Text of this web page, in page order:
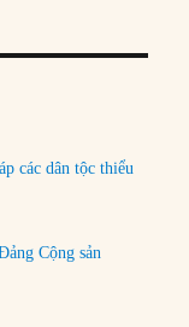
các dân tộc thiểu
Cộng sản